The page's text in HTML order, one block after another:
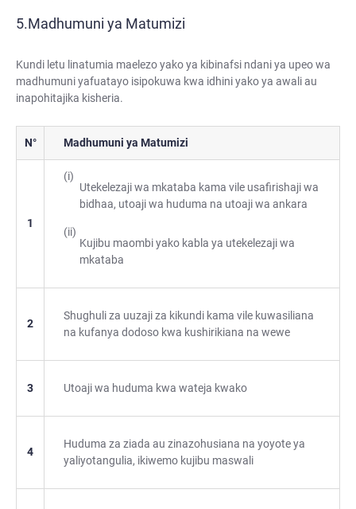
Madhumuni ya Matumizi
Kundi letu linatumia maelezo yako ya kibinafsi ndani ya upeo wa
madhumuni yafuatayo isipokuwa kwa idhini yako ya awali au
inapohitajika kisheria.
N° Madhumuni ya Matumizi
1
Utekelezaji wa mkataba kama vile usafirishaji wa
bidhaa, utoaji wa huduma na utoaji wa ankara
Kujibu maombi yako kabla ya utekelezaji wa
mkataba
2
Shughuli za uuzaji za kikundi kama vile kuwasiliana
na kufanya dodoso kwa kushirikiana na wewe
3 Utoaji wa huduma kwa wateja kwako
4
Huduma za ziada au zinazohusiana na yoyote ya
yaliyotangulia, ikiwemo kujibu maswali